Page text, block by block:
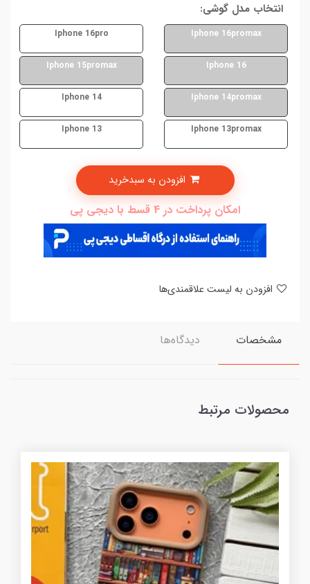
انتخاب مدل گوشی:
Iphone 16promax
Iphone 16pro
Iphone 16
Iphone 15promax
Iphone 14promax
Iphone 14
Iphone 13promax
Iphone 13
امکان پرداخت در 4 قسط با دیجی پی
مشخصات دیدگاه‌ها
محصولات مرتبط